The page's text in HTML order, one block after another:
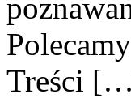
Treści